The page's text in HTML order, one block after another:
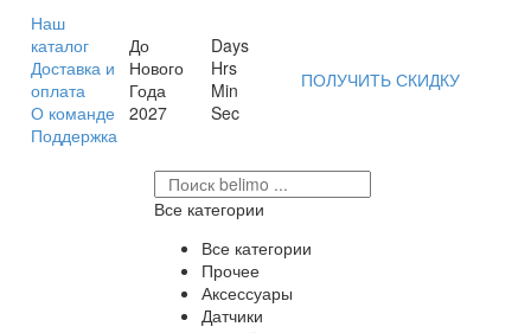
Наш
каталог
Доставка и
оплата
О команде
Поддержка
До
Нового
Года
2027
Days
Hrs
Min
Sec
ПОЛУЧИТЬ СКИДКУ
Все категории
Все категории
Прочее
Аксессуары
Датчики